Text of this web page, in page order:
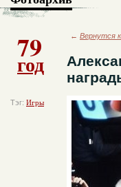
79
год
Тэг: Игры
← Вернутся